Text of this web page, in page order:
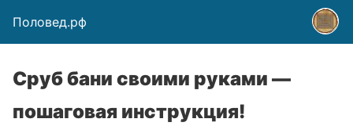
Половед.рф
Сруб бани своими руками —
пошаговая инструкция!